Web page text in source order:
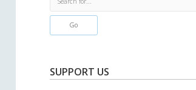
e
h
SUPPORT US